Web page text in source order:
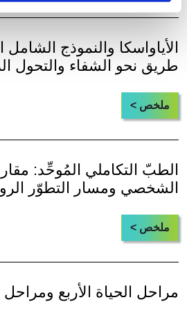
الأياواسكا والنموذج
طريق نحو الشفاء والتحول
ملخص >
الطبّ التكاملي المُوحِّد:
الشخصي ومسار التطوّر
ملخص >
مراحل الحياة الأربع ومراحل